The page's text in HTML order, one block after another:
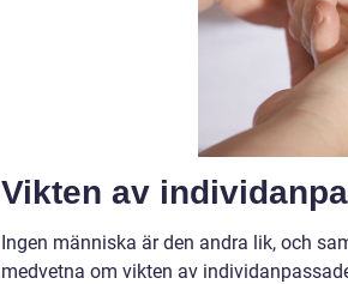
Vikten av
Ingen människa är den andra lik, och
medvetna om vikten av